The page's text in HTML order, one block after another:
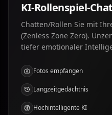
KI-Rollenspiel-Chat
Chatten/Rollen Sie mit
(Zenless Zone Zero).
tiefer emotionaler
Fotos empfangen
Langzeitgedächtnis
Hochintelligente KI